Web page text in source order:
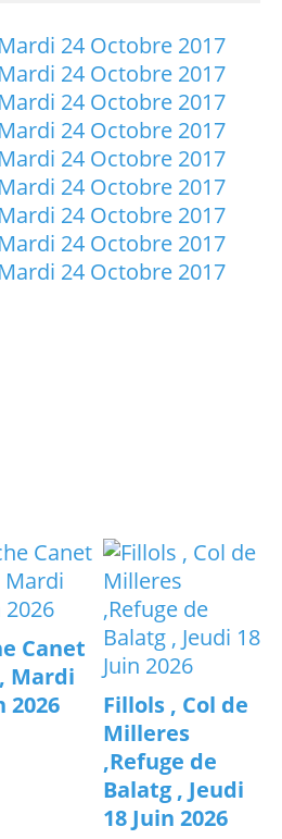
Canet
Mardi
2026
Fillols , Col de
Milleres
,Refuge de
Balatg , Jeudi
18 Juin 2026